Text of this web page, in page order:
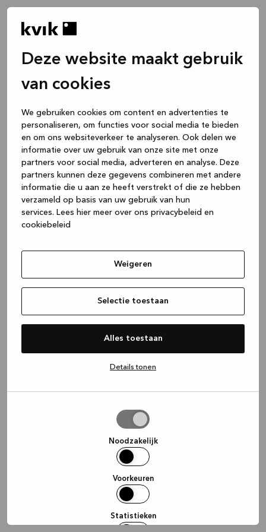
Deze website maakt gebruik
van cookies
We gebruiken cookies om content en advertenties te
personaliseren, om functies voor social media te bieden
en om ons websiteverkeer te analyseren. Ook delen we
informatie over uw gebruik van onze site met onze
partners voor social media, adverteren en analyse. Deze
partners kunnen deze gegevens combineren met andere
informatie die u aan ze heeft verstrekt of die ze hebben
verzameld op basis van uw gebruik van hun
services. Lees hier meer over ons privacybeleid en
cookiebeleid
Weigeren
Selectie toestaan
Alles toestaan
Details tonen
Noodzakelijk
Voorkeuren
Statistieken
(see the browser console for more
information).